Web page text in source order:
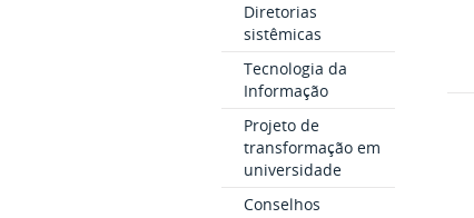
Diretorias
sistêmicas
Tecnologia da
Informação
Projeto de
transformação em
universidade
Conselhos